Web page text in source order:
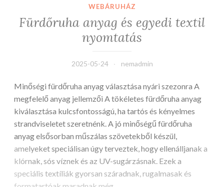
WEBÁRUHÁZ
Fürdőruha anyag és egyedi textil
nyomtatás
2025-05-24 nemadmin
Minőségi fürdőruha anyag választása nyári szezonra A
megfelelő anyag jellemzői A tökéletes fürdőruha anyag
kiválasztása kulcsfontosságú, ha tartós és kényelmes
strandviseletet szeretnénk. A jó minőségű fürdőruha
anyag elsősorban műszálas szövetekből készül,
amelyeket speciálisan úgy terveztek, hogy ellenálljanak a
klórnak, sós víznek és az UV-sugárzásnak. Ezek a
speciális textíliák gyorsan száradnak, rugalmasak és